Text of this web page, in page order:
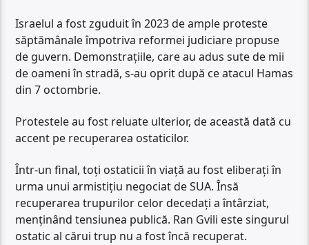
Israelul a fost zguduit în 2023 de ample proteste
săptămânale împotriva reformei judiciare propuse
de guvern. Demonstrațiile, care au adus sute de mii
de oameni în stradă, s-au oprit după ce atacul Hamas
din 7 octombrie.
Protestele au fost reluate ulterior, de această dată cu
accent pe recuperarea ostaticilor.
Într-un final, toți ostaticii în viață au fost eliberați în
urma unui armistițiu negociat de SUA. Însă
recuperarea trupurilor celor decedați a întârziat,
menținând tensiunea publică. Ran Gvili este singurul
ostatic al cărui trup nu a fost încă recuperat.